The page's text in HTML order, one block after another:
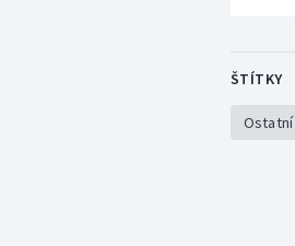
ŠTÍTKY
Ostatní